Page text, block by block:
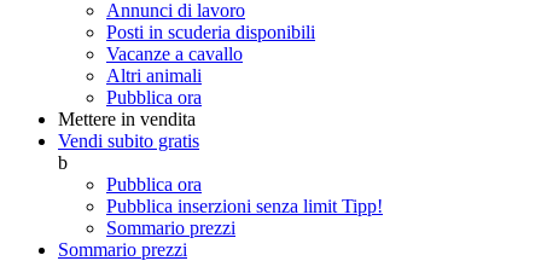
Annunci di lavoro
Posti in scuderia disponibili
Vacanze a cavallo
Altri animali
Pubblica ora
Mettere in vendita
Vendi subito gratis
b
Pubblica ora
Pubblica inserzioni senza limit Tipp!
Sommario prezzi
Sommario prezzi